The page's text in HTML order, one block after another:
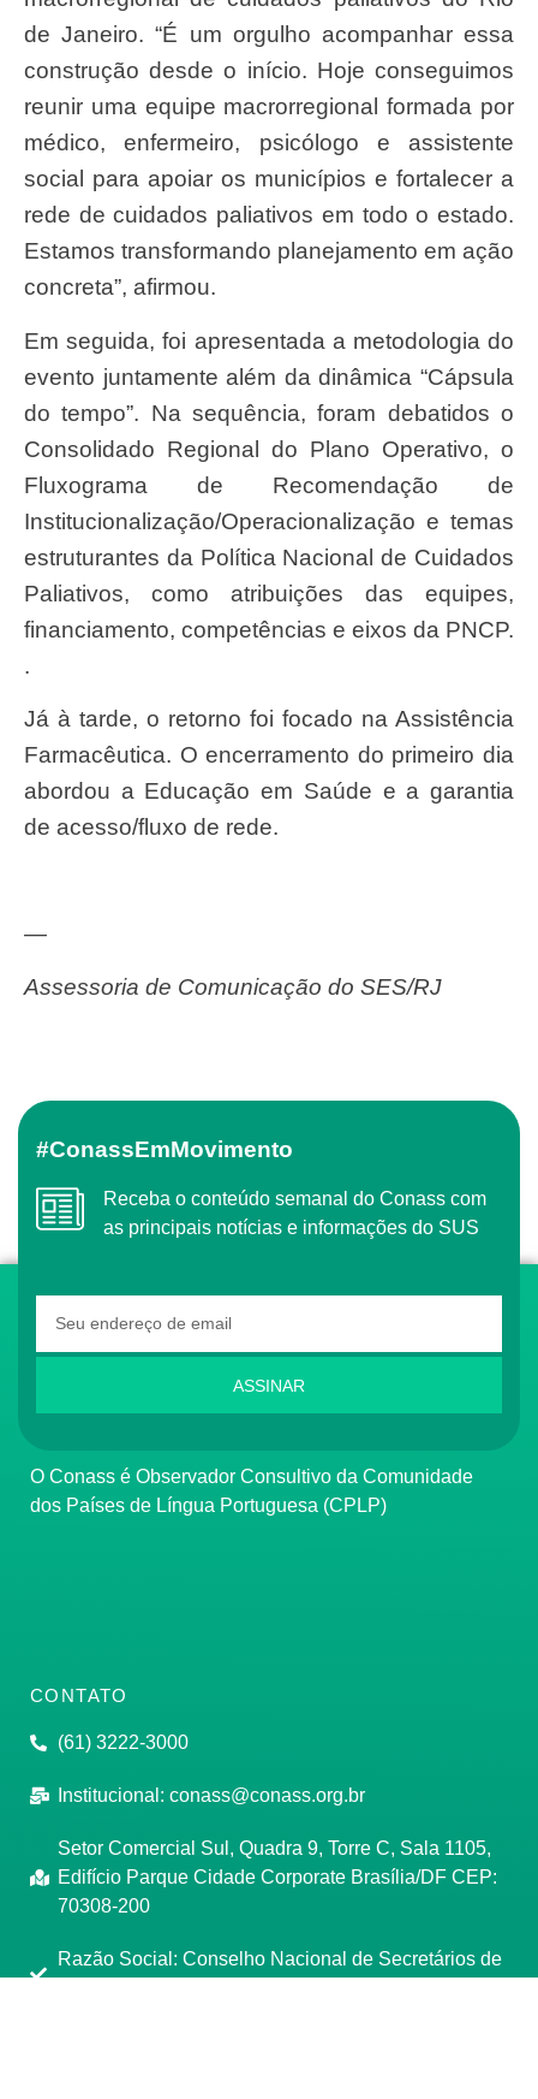
de Janeiro. “É um orgulho acompanhar essa
construção desde o início. Hoje conseguimos
reunir uma equipe macrorregional formada por
médico, enfermeiro, psicólogo e assistente
social para apoiar os municípios e fortalecer a
rede de cuidados paliativos em todo o estado.
Estamos transformando planejamento em ação
concreta”, afirmou.
Em seguida, foi apresentada a metodologia do
evento juntamente além da dinâmica “Cápsula
do tempo”. Na sequência, foram debatidos o
Consolidado Regional do Plano Operativo, o
Fluxograma de Recomendação de
Institucionalização/Operacionalização e temas
estruturantes da Política Nacional de Cuidados
Paliativos, como atribuições das equipes,
financiamento, competências e eixos da PNCP.
.
Já à tarde, o retorno foi focado na Assistência
Farmacêutica. O encerramento do primeiro dia
abordou a Educação em Saúde e a garantia
de acesso/fluxo de rede.
—
Assessoria de Comunicação do SES/RJ
#ConassEmMovimento
Receba o conteúdo semanal do Conass com
as principais notícias e informações do SUS
ASSINAR
O Conass é Observador Consultivo da Comunidade
dos Países de Língua Portuguesa (CPLP)
CONTATO
(61) 3222-3000
Institucional: conass@conass.org.br
Setor Comercial Sul, Quadra 9, Torre C, Sala 1105,
Edifício Parque Cidade Corporate Brasília/DF CEP:
70308-200
Razão Social: Conselho Nacional de Secretários de